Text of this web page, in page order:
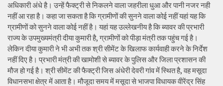
अधिकारी अंधे है। उन्हें फैक्ट्री से निकलने वाला जहरीला धुआ और पानी नजर नही
नहीं आ रहा है। कहा जा सकता है कि ग्रामीणों की सुनने वाला कोई नहीं यहां यह कि
ग्रामीणों को सुनने वाला कोई नहीं है। यहां यह उल्लेखनीय है कि ब्यावर की प्रभारी
राज्य के उपमुख्यमंत्री दीया कुमारी है, ग्रामीणों को पीड़ा मंत्री तक पहुंच गई है।
लेकिन दीया कुमारी ने भी अभी तक श्री सीमेंट के खिलाफ कार्यवाही करने के निर्देश
नहीं दिए है। प्रभारी मंत्री की खामोशी से ब्यावर के पुलिस और जिला प्रशासन की
मौज हो गई है। श्री सीमेंट की फैक्ट्री जिस अंधेरी देवरी गांव में स्थित है, वह मसूदा
विधानसभा क्षेत्र में आता है। मौजूदा समय में मसूदा से भाजपा विधायक वीरेंद्र सिंह